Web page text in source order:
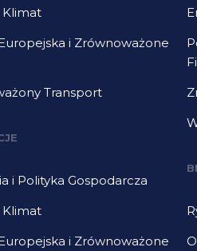
Klimat
i Zrównoważone
Transport
i Polityka Gospodarcza
Klimat
i Zrównoważone